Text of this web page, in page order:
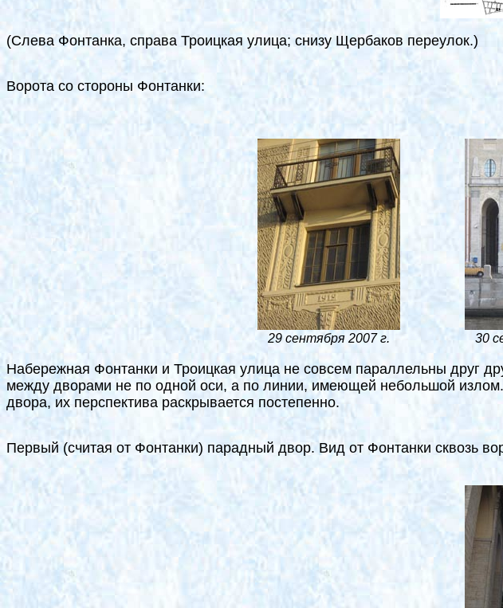
(Слева Фонтанка, справа Троицкая улица; снизу Щербаков переулок.)
Ворота со стороны Фонтанки:
29 сентября 2007 г. 30
Набережная Фонтанки и Троицкая улица не совсем параллельны друг
между дворами не по одной оси, а по линии, имеющей небольшой излом.
двора, их перспектива раскрывается постепенно.
Первый (считая от Фонтанки) парадный двор. Вид от Фонтанки сквозь